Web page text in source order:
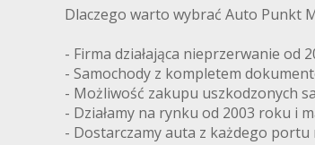
Dlaczego warto wybrać Auto Punkt
- Firma działająca nieprzerwanie od
- Samochody z kompletem
- Możliwość zakupu uszkodzonych
- Działamy na rynku od 2003 roku i
- Dostarczamy auta z każdego portu